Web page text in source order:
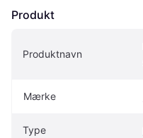
Produkt
Produktnavn
Mærke
Type